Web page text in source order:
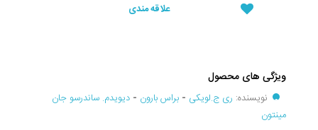
علاقه مندی
ویژگی های محصول
نویسنده: ری ج.لویکی - براس بارون - دیویدم. ساندرسو جان
مینتون